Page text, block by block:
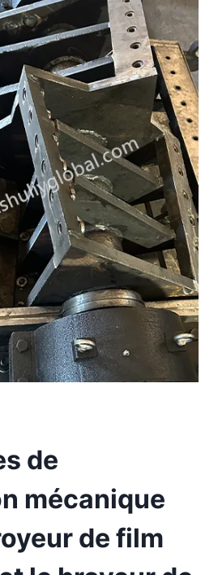
de
mécanique
de film